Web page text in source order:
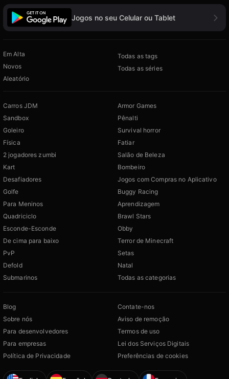
Jogos no seu Celular ou Tablet
Em Alta
Novos
Aleatório
Todas as tags
Todas as séries
Carros JDM
Sandbox
Goleiro
Física
2 jogadores zumbi
Kart
Desafiadores
Golfe
Para Meninos
Quadriciclo
Esconde-Esconde
De cima para baixo
PvP
Defold
Submarinos
Armor Games
Pênalti
Survival horror
Fatiar
Salão de Beleza
Bombeiro
Jogos com Compras no Aplicativo
Buggy Racing
Aprendizagem
Brawl Stars
Obby
Terror de Minecraft
Setas
Natal
Todas as categorias
Blog
Sobre nós
Para desenvolvedores
Para empresas
Política de Privacidade
Contate-nos
Aviso de remoção
Termos de uso
Lei dos Serviços Digitais
Preferências de cookies